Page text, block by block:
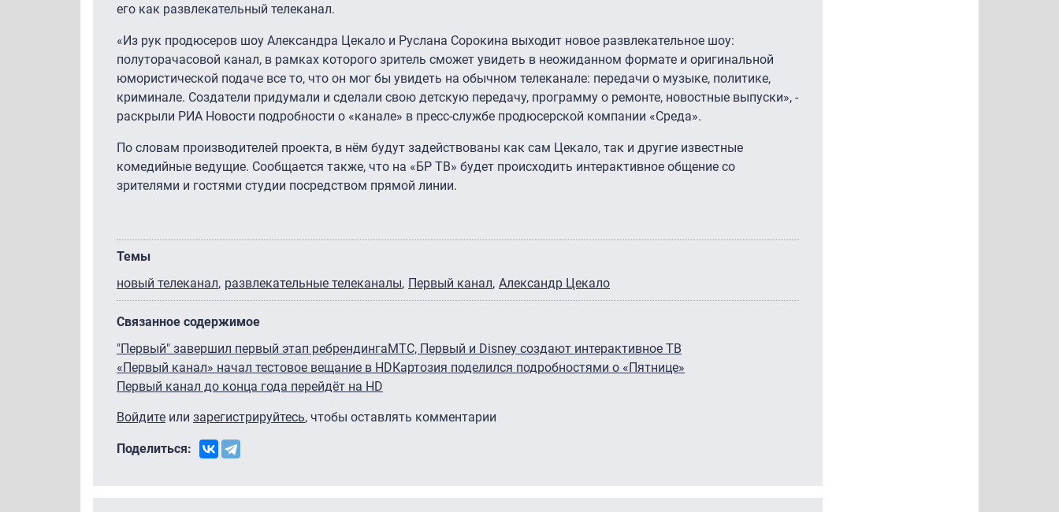
его как развлекательный телеканал.
«Из рук продюсеров шоу Александра Цекало и Руслана Сорокина выходит новое развлекательное шоу:
полуторачасовой канал, в рамках которого зритель сможет увидеть в неожиданном формате и оригинальной
юмористической подаче все то, что он мог бы увидеть на обычном телеканале: передачи о музыке, политике,
криминале. Создатели придумали и сделали свою детскую передачу, программу о ремонте, новостные выпуски», -
раскрыли РИА Новости подробности о «канале» в пресс-службе продюсерской компании «Среда».
По словам производителей проекта, в нём будут задействованы как сам Цекало, так и другие известные
комедийные ведущие. Сообщается также, что на «БР ТВ» будет происходить интерактивное общение со
зрителями и гостями студии посредством прямой линии.
Темы
новый телеканал развлекательные телеканалы Первый канал Александр Цекало
Связанное содержимое
"Первый" завершил первый этап ребрендингаМТС, Первый и Disney создают интерактивное ТВ
«Первый канал» начал тестовое вещание в HDКартозия поделился подробностями о «Пятнице»
Первый канал до конца года перейдёт на HD
Войдите или зарегистрируйтесь, чтобы оставлять комментарии
Поделиться: